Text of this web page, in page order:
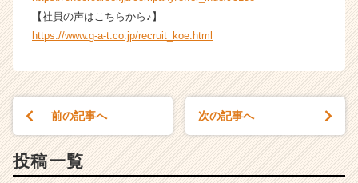
が
届
就
活
ト
ア
【社員の声はこちらから♪】
https://www.g-a-t.co.jp/recruit_koe.html
前の記事へ 次の記事へ
投稿一覧